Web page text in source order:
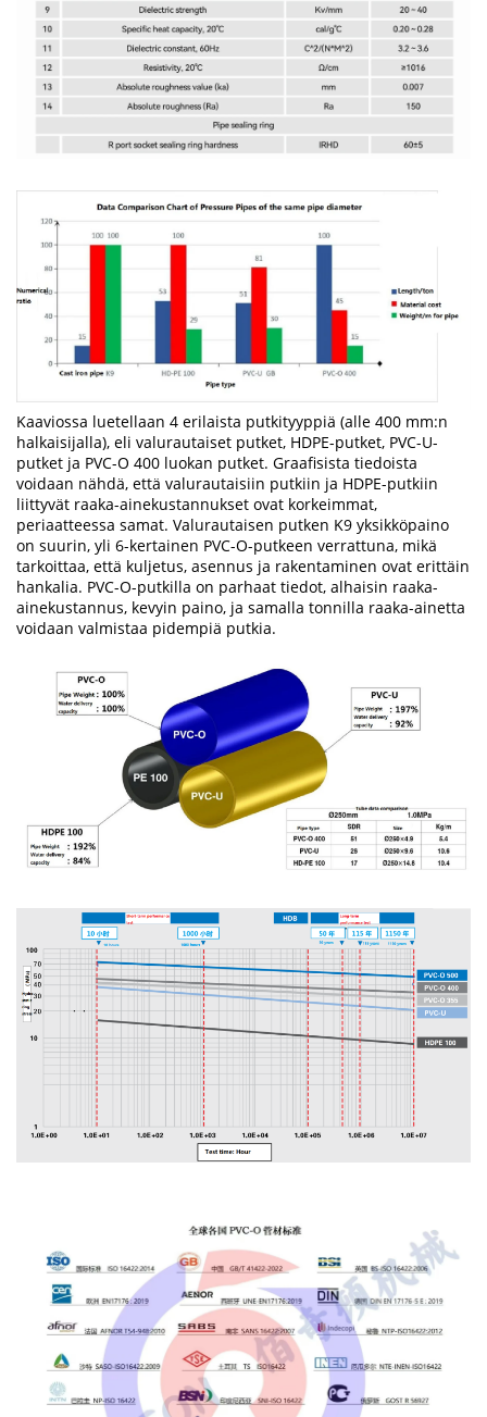
Kaaviossa luetellaan 4 erilaista putkityyppiä (alle 400 mm:n
halkaisijalla), eli valurautaiset putket, HDPE-putket, PVC-U-
putket ja PVC-O 400 luokan putket. Graafisista tiedoista
voidaan nähdä, että valurautaisiin putkiin ja HDPE-putkiin
liittyvät raaka-ainekustannukset ovat korkeimmat,
periaatteessa samat. Valurautaisen putken K9 yksikköpaino
on suurin, yli 6-kertainen PVC-O-putkeen verrattuna, mikä
tarkoittaa, että kuljetus, asennus ja rakentaminen ovat erittäin
hankalia. PVC-O-putkilla on parhaat tiedot, alhaisin raaka-
ainekustannus, kevyin paino, ja samalla tonnilla raaka-ainetta
voidaan valmistaa pidempiä putkia.